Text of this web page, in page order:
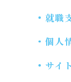
就職
個人
サイ